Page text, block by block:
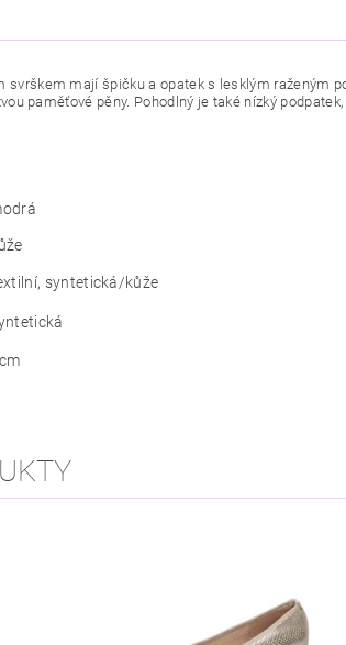
svrškem mají špičku a opatek s lesklým raženým
paměťové pěny. Pohodlný je také nízký
syntetická/kůže